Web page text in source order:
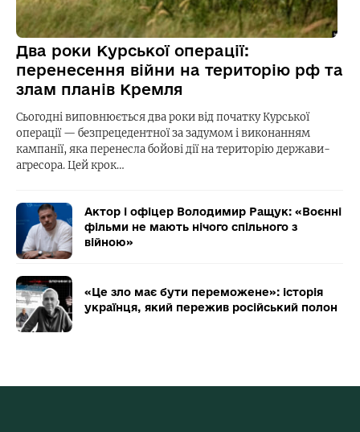
Два роки Курської операції:
перенесення війни на територію рф та
злам планів Кремля
Сьогодні виповнюється два роки від початку Курської
операції — безпрецедентної за задумом і виконанням
кампанії, яка перенесла бойові дії на територію держави-
агресора. Цей крок…
Актор і офіцер Володимир Ращук: «Воєнні
фільми не мають нічого спільного з
війною»
«Це зло має бути переможене»: історія
українця, який пережив російський полон